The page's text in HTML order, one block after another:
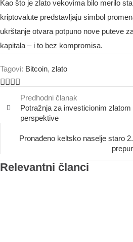
Kao što je zlato vekovima bilo merilo
kriptovalute predstavljaju simbol
ukrštanje otvara potpuno nove puteve
kapitala – i to bez kompromisa.
Tagovi: Bitcoin, zlato
Predhodni članak
Potražnja za investicionim zlatom
perspektive
Pronađeno keltsko naselje staro
Relevantni članci